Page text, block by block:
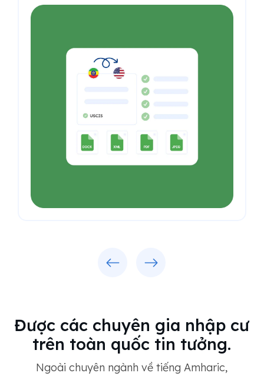
Được các chuyên gia nhập cư
trên toàn quốc tin tưởng.
Ngoài chuyên ngành về tiếng Amharic,